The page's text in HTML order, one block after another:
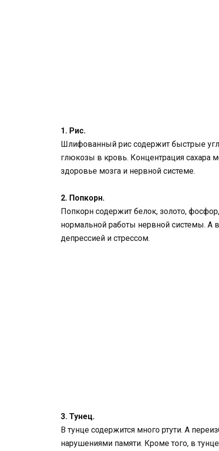
1. Рис.
Шлифованный рис содержит быстрые
глюкозы в кровь. Концентрация сахара
здоровье мозга и нервной системе.
2. Попкорн.
Попкорн содержит белок, золото,
нормальной работы нервной системы. А
депрессией и стрессом.
3. Тунец.
В тунце содержится много ртути. А
нарушениями памяти. Кроме того, в